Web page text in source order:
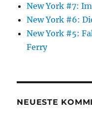
New York #7:
New York #6:
New York #5:
Ferry
NEUESTE